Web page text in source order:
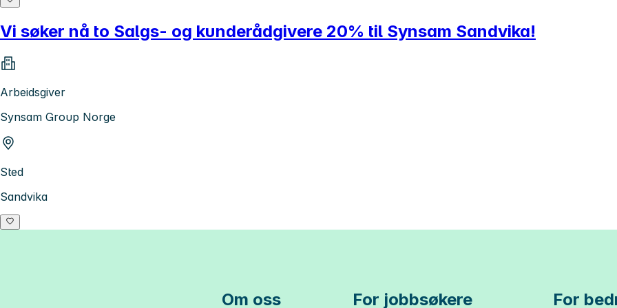
Vi søker nå to Salgs- og kunderådgivere 20% til Synsam Sandvika!
Arbeidsgiver
Synsam Group Norge
Sted
Sandvika
Om oss For jobbsøkere For